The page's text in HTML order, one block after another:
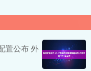
置公布 外